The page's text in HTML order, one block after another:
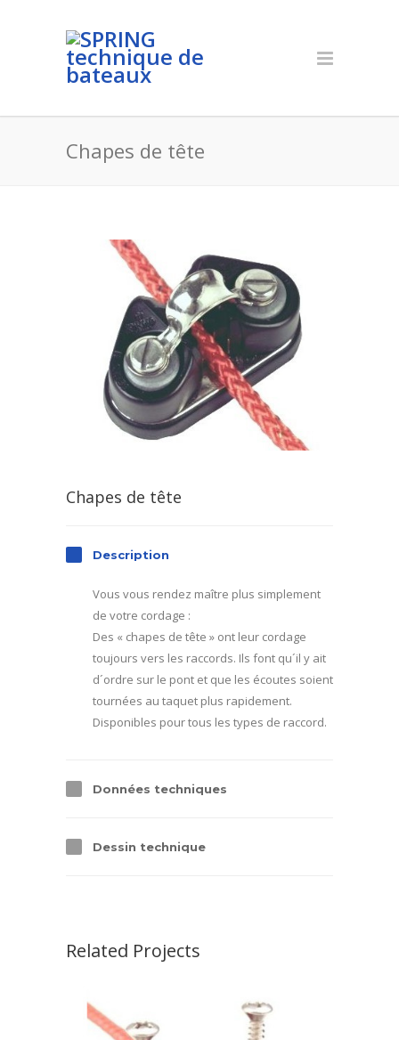
Chapes de tête
Chapes de tête
Description
Vous vous rendez maître plus simplement
de votre cordage :
Des « chapes de tête » ont leur cordage
toujours vers les raccords. Ils font qu´il y ait
d´ordre sur le pont et que les écoutes soient
tournées au taquet plus rapidement.
Disponibles pour tous les types de raccord.
Données techniques
Dessin technique
Related Projects